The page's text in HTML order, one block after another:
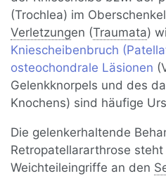
(Trochlea) im
Verletzungen (Traumata)
Kniescheibenbruch
osteochondrale Läsionen
Gelenkknorpels und des
Knochens) sind häufige
Die gelenkerhaltende
Retropatellararthrose
Weichteileingriffe an den